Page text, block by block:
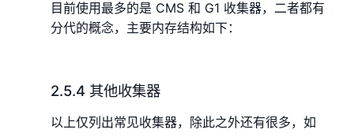
目前使用最多的是 CMS 和 G1 收集器，二者都有
分代的概念，主要内存结构如下：
2.5.4 其他收集器
以上仅列出常见收集器，除此之外还有很多，如